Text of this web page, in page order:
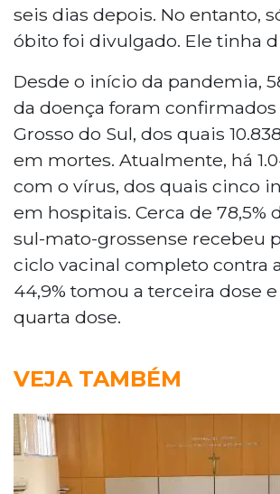
seis dias depois. No entanto,
óbito foi divulgado. Ele tinha
Desde o início da pandemia,
da doença foram
Grosso do Sul, dos quais
em mortes. Atualmente, há
com o vírus, dos quais cinco
em hospitais. Cerca de 78,5%
sul-mato-grossense recebeu
ciclo vacinal completo contra
44,9% tomou a terceira dose e
quarta dose.
VEJA TAMBÉM